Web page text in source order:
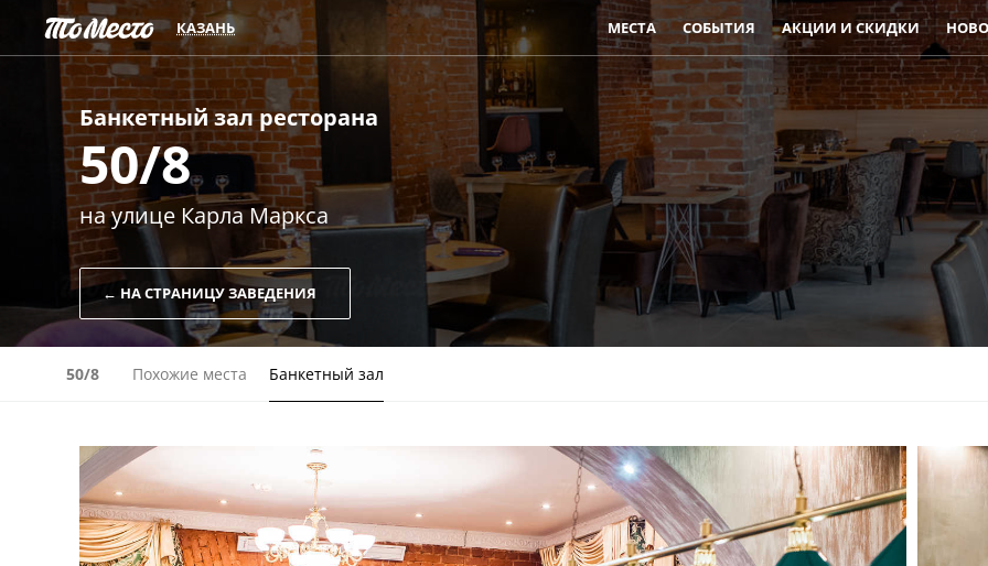
КАЗАНЬ МЕСТА СОБЫТИЯ АКЦИИ И СКИДКИ
Банкетный залресторана
50/8
на улице Карла Маркса
← НА СТРАНИЦУ ЗАВЕДЕНИЯ
50/8 Похожие места Банкетный зал